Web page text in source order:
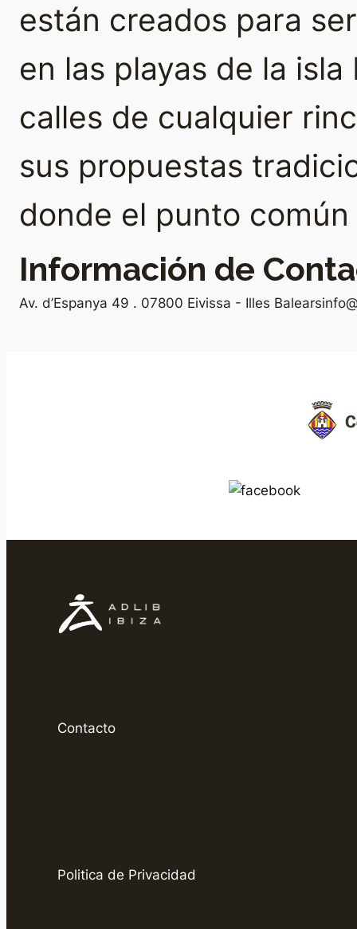
están creados para
en las playas de la
calles de cualquier
sus propuestas
donde el punto
Información de
Av. d’Espanya 49 . 07800 Eivissa - Illes Balears
Contacto
Politica de Privacidad